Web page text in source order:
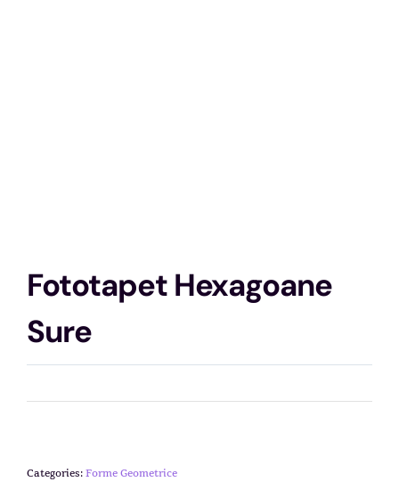
Fototapet Hexagoane
Sure
Categories:Forme Geometrice